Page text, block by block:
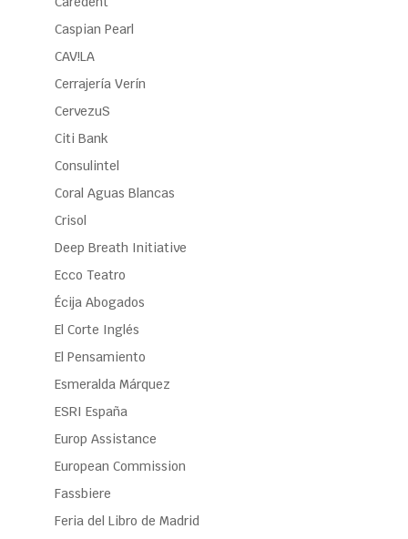
Caspian Pearl
CAV!LA
Cerrajería Verín
CervezuS
Citi Bank
Consulintel
Coral Aguas Blancas
Crisol
Deep Breath Initiative
Ecco Teatro
Écija Abogados
El Corte Inglés
El Pensamiento
Esmeralda Márquez
ESRI España
Europ Assistance
European Commission
Fassbiere
Feria del Libro de Madrid